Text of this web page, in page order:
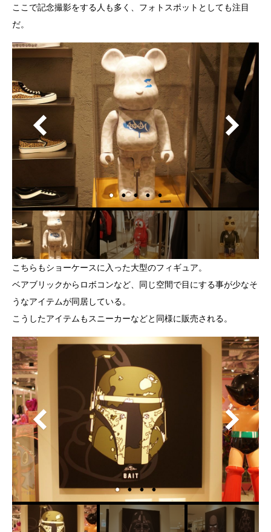
ここで記念撮影をする人も多く、フォトスポットとしても注目
だ。
こちらもショーケースに入った大型のフィギュア。
ベアブリックからロボコンなど、同じ空間で目にする事が少なそ
うなアイテムが同居している。
こうしたアイテムもスニーカーなどと同様に販売される。